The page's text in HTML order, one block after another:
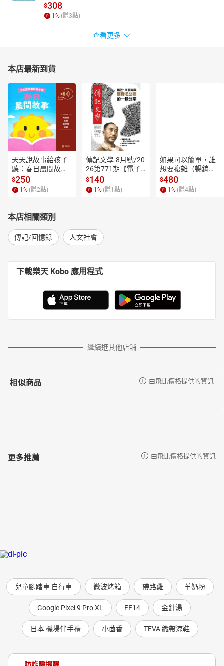
台參加GQ年度風格大賞。本書引人入勝地呈現安娜跌宕的職涯，也
揭露許多時尚圈的內幕。透過艾美．奧德爾的文字，看時尚教母如
職涯，探究她崛起的過程。
親友、同事的說法。
★有別於傑瑞．奧本海默（Jerry Oppenheimer）的《貴賓席》
（Front Row）以八卦的方式書寫，本書忠於事實、不誇大且意趣橫
生。
$308
1 % (賺3點)
查看更多
本店最新到貨
天天說故事給孩子
聽：春日晨間故事
【有聲書】
$250
1 % (賺2點)
傳記文學-8月號/20
26第771期【電子
書】
$140
1 % (賺1 點)
如果可以簡單，誰
想要複雜（暢銷經
典新編版）【電子
書】
$480
1 % (賺4點)
本店相關類別
傳記/回憶錄 人文社會
下載樂天 Kobo 應用程式
繼續逛其他店舖
相似商品 由飛比價格提供的資訊
更多推薦 由飛比價格提供的資訊
兒童腳踏車 自行車 微波烤箱 帶路雞 羊奶粉
Google Pixel 9 Pro XL FF14 金針湯
日本 機場伴手禮 小茴香 TEVA 織帶涼鞋